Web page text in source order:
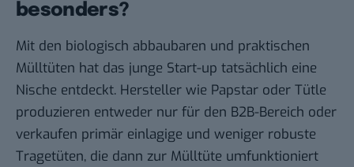
besonders?
Mit den biologisch abbaubaren und praktischen
Mülltüten hat das junge Start-up tatsächlich eine
Nische entdeckt. Hersteller wie Papstar oder Tütle
produzieren entweder nur für den B2B-Bereich oder
verkaufen primär einlagige und weniger robuste
Tragetüten, die dann zur Mülltüte umfunktioniert